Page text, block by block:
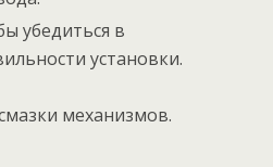
убедиться в
установки.
механизмов.